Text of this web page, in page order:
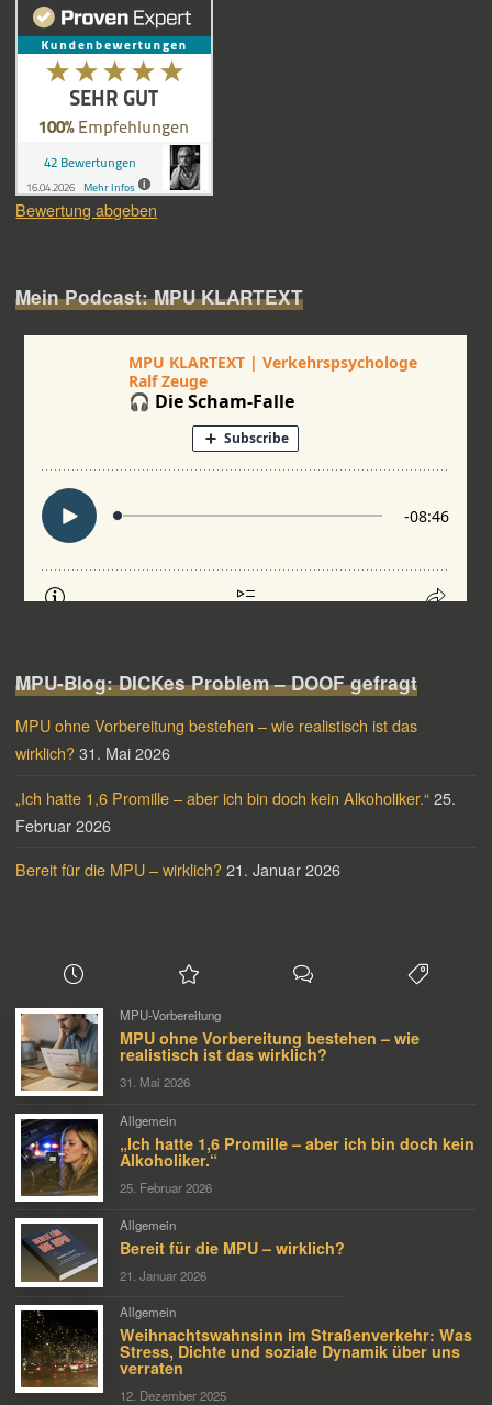
Bewertung abgeben
Mein Podcast: MPU KLARTEXT
MPU-Blog: DICKes Problem – DOOF gefragt
MPU ohne Vorbereitung bestehen – wie realistisch ist das
wirklich? 31. Mai 2026
„Ich hatte 1,6 Promille – aber ich bin doch kein Alkoholiker.“ 25.
Februar 2026
Bereit für die MPU – wirklich? 21. Januar 2026
MPU-Vorbereitung
MPU ohne Vorbereitung bestehen – wie
realistisch ist das wirklich?
31. Mai 2026
Allgemein
„Ich hatte 1,6 Promille – aber ich bin doch kein
Alkoholiker.“
25. Februar 2026
Allgemein
Bereit für die MPU – wirklich?
21. Januar 2026
Allgemein
Weihnachtswahnsinn im Straßenverkehr: Was
Stress, Dichte und soziale Dynamik über uns
verraten
12. Dezember 2025